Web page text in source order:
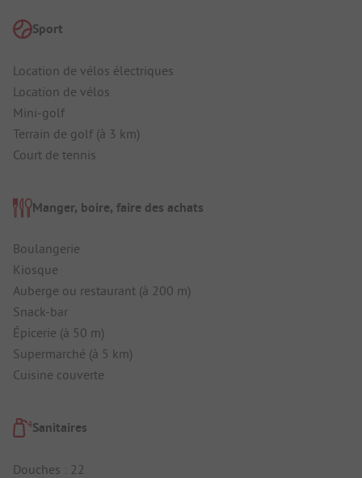
Sport
Location de vélos électriques
Location de vélos
Mini-golf
Terrain de golf (à 3 km)
Court de tennis
Manger, boire, faire des achats
Boulangerie
Kiosque
Auberge ou restaurant (à 200 m)
Snack-bar
Épicerie (à 50 m)
Supermarché (à 5 km)
Cuisine couverte
Sanitaires
Douches : 22